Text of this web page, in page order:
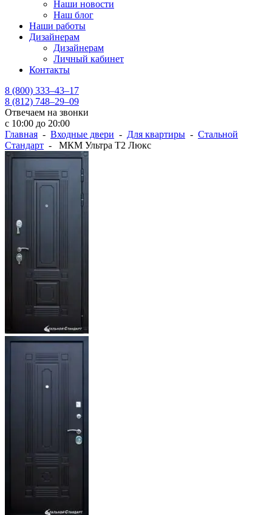
Наши новости
Наш блог
Наши работы
Дизайнерам
Дизайнерам
Личный кабинет
Контакты
8 (800) 333–43–17
8 (812) 748–29–09
Отвечаем на звонки
с 10:00 до 20:00
Главная - Входные двери - Для квартиры - Стальной
Стандарт - МКМ Ультра Т2 Люкс